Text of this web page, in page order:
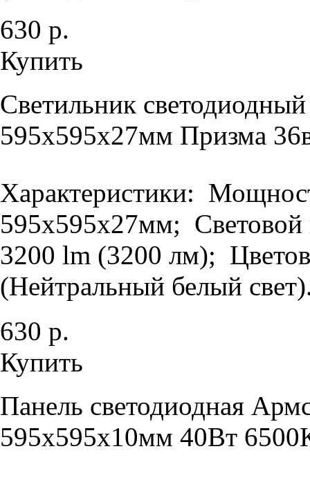
630 р.
Купить
Светильник
595х595х27мм Призма
Характеристики:
595х595х27мм; Световой
3200 lm (3200 лм);
(Нейтральный белый
630 р.
Купить
Панель светодиодная
595х595х10мм 40Вт